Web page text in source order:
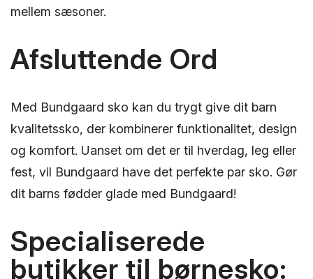
mellem sæsoner.
Afsluttende Ord
Med Bundgaard sko kan du trygt give dit barn
kvalitetssko, der kombinerer funktionalitet, design
og komfort. Uanset om det er til hverdag, leg eller
fest, vil Bundgaard have det perfekte par sko. Gør
dit barns fødder glade med Bundgaard!
Specialiserede
butikker til børnesko: